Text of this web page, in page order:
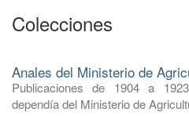
Colecciones
Anales del Ministerio de
Publicaciones de 1904 a
dependía del Ministerio de